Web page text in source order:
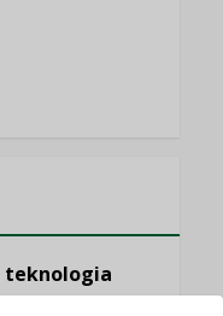
teknologia